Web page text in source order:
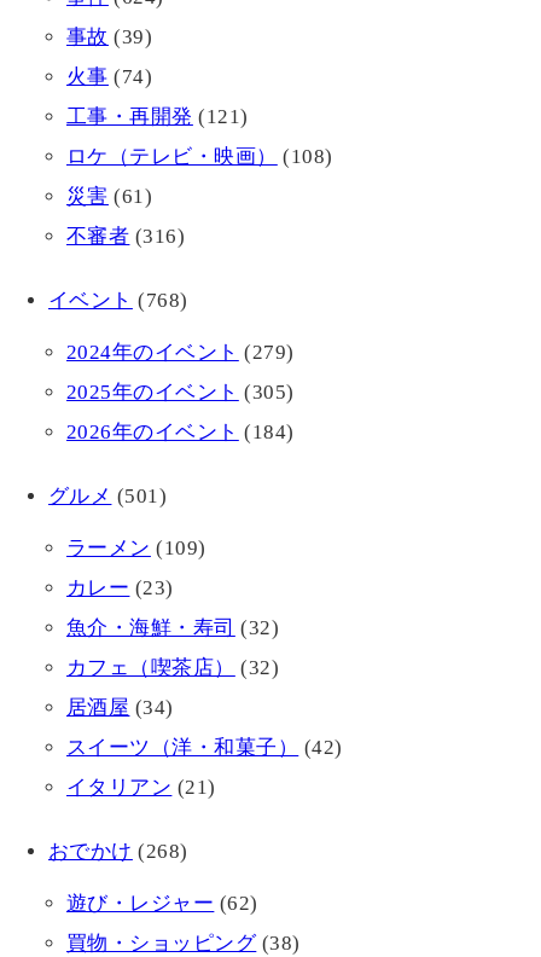
事故 (39)
火事 (74)
工事・再開発 (121)
ロケ（テレビ・映画）
(108)
災害 (61)
不審者 (316)
イベント (768)
2024年のイベント (279)
2025年のイベント (305)
2026年のイベント (184)
グルメ (501)
ラーメン (109)
カレー (23)
魚介・海鮮・寿司 (32)
カフェ（喫茶店）
(32)
居酒屋 (34)
スイーツ（洋・和菓子）
(42)
イタリアン (21)
おでかけ (268)
遊び・レジャー (62)
買物・ショッピング(38)